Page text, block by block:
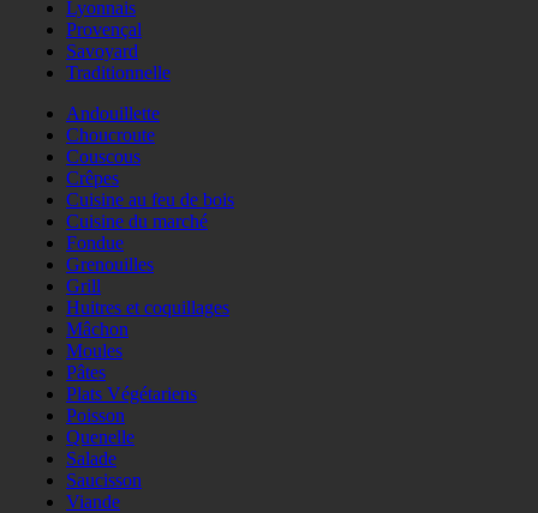
Lyonnais
Provençal
Savoyard
Traditionnelle
Andouillette
Choucroute
Couscous
Crêpes
Cuisine au feu de bois
Cuisine du marché
Fondue
Grenouilles
Grill
Huitres et coquillages
Mâchon
Moules
Pâtes
Plats Végétariens
Poisson
Quenelle
Salade
Saucisson
Viande